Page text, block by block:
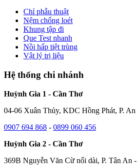
Chỉ phẫu thuật
Nệm chống loét
Khung tập đi
Que Test nhanh
Nồi hấp tiệt trùng
Vật lý trị liệu
Hệ thống chi nhánh
Huỳnh Gia 1 - Cần Thơ
04-06 Xuân Thủy, KDC Hồng Phát, P.
0907 694 868 - 0899 060 456
Huỳnh Gia 2 - Cần Thơ
369B Nguyễn Văn Cừ nối dài, P. Tân An -